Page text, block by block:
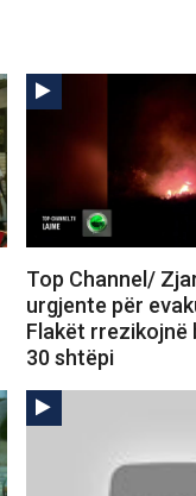
Top Channel/
urgjente për
Flakët rrezikojnë
30 shtëpi